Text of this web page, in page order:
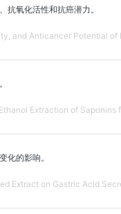
抗氧化活性和抗癌潜力。
and Anticancer Potential
Extraction of
化的影响。
Extract on Gastric Acid